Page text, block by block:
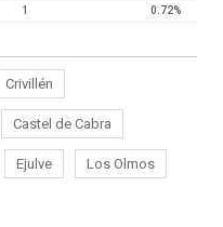
1 0.72%
Crivillén
Castel de Cabra
Ejulve Los Olmos